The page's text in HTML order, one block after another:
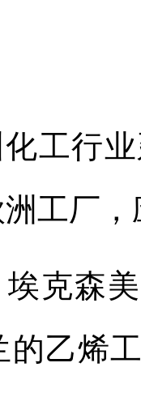
工行
工厂
埃克森
的乙烯